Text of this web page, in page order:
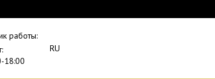
работы:
18:00
RU